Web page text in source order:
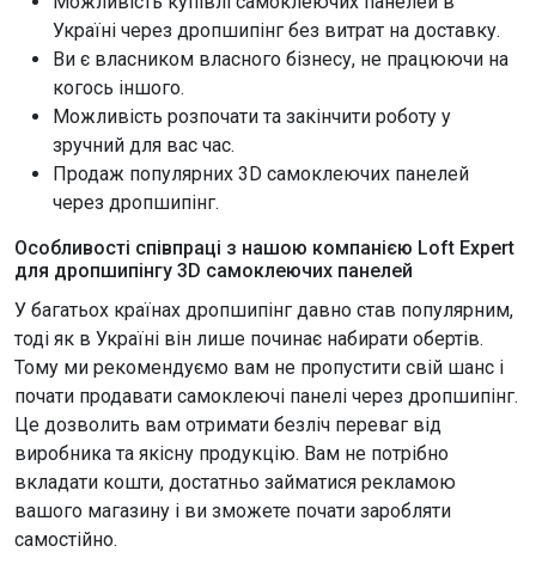
Україні через дропшипінг без витрат на доставку.
Ви є власником власного бізнесу, не працюючи на
когось іншого.
Можливість розпочати та закінчити роботу у
зручний для вас час.
Продаж популярних 3D самоклеючих панелей
через дропшипінг.
Особливості співпраці з нашою компанією Loft Expert
для дропшипінгу 3D самоклеючих панелей
У багатьох країнах дропшипінг давно став популярним,
тоді як в Україні він лише починає набирати обертів.
Тому ми рекомендуємо вам не пропустити свій шанс і
почати продавати самоклеючі панелі через дропшипінг.
Це дозволить вам отримати безліч переваг від
виробника та якісну продукцію. Вам не потрібно
вкладати кошти, достатньо займатися рекламою
вашого магазину і ви зможете почати заробляти
самостійно.